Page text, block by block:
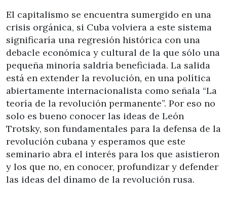
El capitalismo se encuentra sumergido en una
crisis orgánica, si Cuba volviera a este sistema
significaría una regresión histórica con una
debacle económica y cultural de la que sólo una
pequeña minoría saldría beneficiada. La salida
está en extender la revolución, en una política
abiertamente internacionalista como señala “La
teoría de la revolución permanente”. Por eso no
solo es bueno conocer las ideas de León
Trotsky, son fundamentales para la defensa de la
revolución cubana y esperamos que este
seminario abra el interés para los que asistieron
y los que no, en conocer, profundizar y defender
las ideas del dínamo de la revolución rusa.